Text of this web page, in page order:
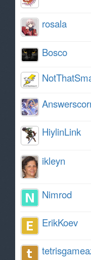
rosala
Bosco
HiylinLink
ikleyn
Nimrod
ErikKoev